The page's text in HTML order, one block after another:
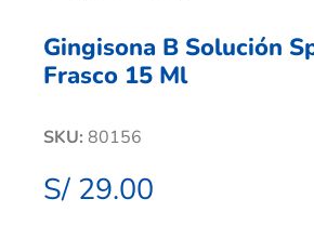
Gingisona B Solución
Frasco 15 Ml
SKU: 80156
S/ 29.00